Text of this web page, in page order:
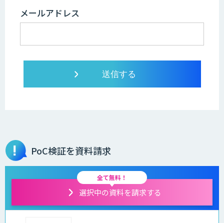
メールアドレス
PoC検証を資料請求
全て無料！
選択中の資料を請求する